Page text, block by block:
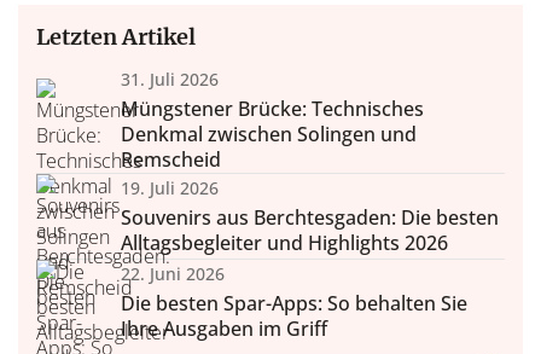
Letzten Artikel
31. Juli 2026
Müngstener Brücke: Technisches
Denkmal zwischen Solingen und
Remscheid
19. Juli 2026
Souvenirs aus Berchtesgaden: Die besten
Alltagsbegleiter und Highlights 2026
22. Juni 2026
Die besten Spar-Apps: So behalten Sie
Ihre Ausgaben im Griff